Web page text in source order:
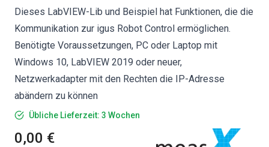
Dieses LabVIEW-Lib und Beispiel hat Funktionen, die die
Kommunikation zur igus Robot Control ermöglichen.
Benötigte Voraussetzungen, PC oder Laptop mit
Windows 10, LabVIEW 2019 oder neuer,
Netzwerkadapter mit den Rechten die IP-Adresse
abändern zu können
Übliche Lieferzeit: 3 Wochen
0,00 €